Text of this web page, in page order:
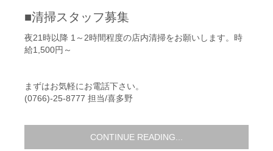
■清掃スタッフ募集
夜21時以降 1～2時間程度の店内清掃をお願いします。時
給1,500円～
まずはお気軽にお電話下さい。
(0766)-25-8777 担当/喜多野
CONTINUE READING...